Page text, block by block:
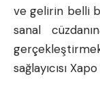
ve gelirin belli
sanal
sağlayıcısı